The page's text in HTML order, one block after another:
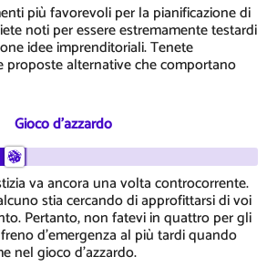
più favorevoli per la pianificazione di
noti per essere estremamente testardi
idee imprenditoriali. Tenete
proposte alternative che comportano
Gioco d'azzardo
va ancora una volta controcorrente.
stia cercando di approfittarsi di voi
Pertanto, non fatevi in quattro per gli
d'emergenza al più tardi quando
nel gioco d'azzardo.